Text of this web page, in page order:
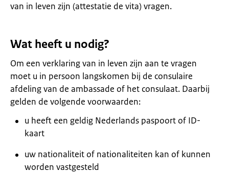
van in leven zijn (attestatie de vita) vragen.
Wat heeft u nodig?
Om een verklaring van in leven zijn aan te vragen
moet u in persoon langskomen bij de consulaire
afdeling van de ambassade of het consulaat. Daarbij
gelden de volgende voorwaarden:
u heeft een geldig Nederlands paspoort of ID-
kaart
uw nationaliteit of nationaliteiten kan of kunnen
worden vastgesteld